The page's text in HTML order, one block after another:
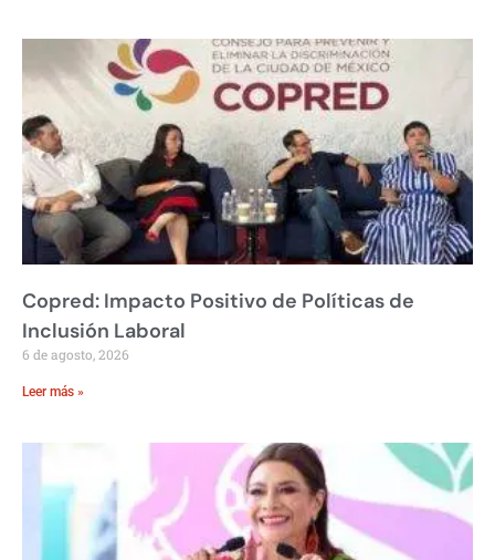
Copred: Impacto Positivo de Políticas de
Inclusión Laboral
6 de agosto, 2026
Leer más »